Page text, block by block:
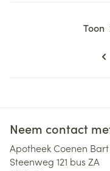
Toon
Neem contact
Apotheek Coenen Bart
Steenweg 121 bus ZA